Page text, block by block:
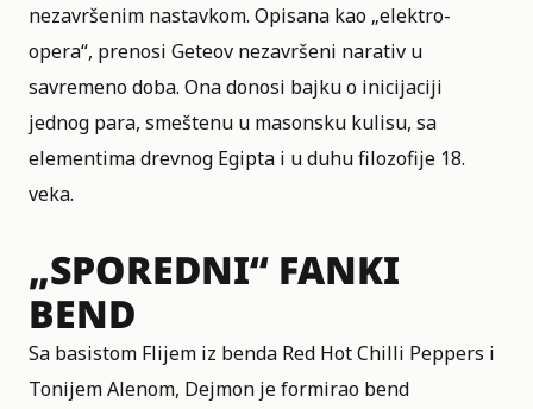
nezavršenim nastavkom. Opisana kao „elektro-
opera“, prenosi Geteov nezavršeni narativ u
savremeno doba. Ona donosi bajku o inicijaciji
jednog para, smeštenu u masonsku kulisu, sa
elementima drevnog Egipta i u duhu filozofije 18.
veka.
„SPOREDNI“ FANKI
BEND
Sa basistom Flijem iz benda Red Hot Chilli Peppers i
Tonijem Alenom, Dejmon je formirao bend